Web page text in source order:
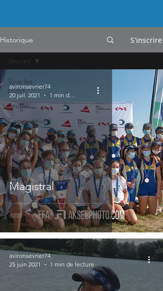
Historique S'inscrire
Tous les
posts
Jeunes
Compétition
Loisirs
Masters
Stages
Entreprises
Jeunes
Magistral
avironsevrier74
20 juil. 2021
1 min de lecture
avironsevrier74
25 juin 2021
1 min de lecture